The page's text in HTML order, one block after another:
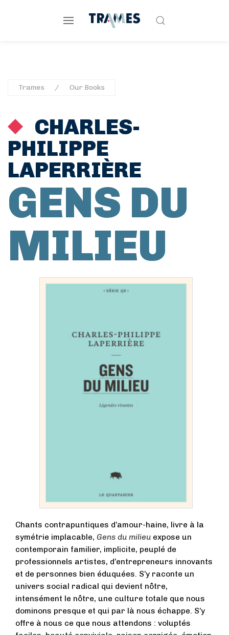
Trames Our Books
CHARLES-
PHILIPPE
LAPERRIÈRE
GENS DU
MILIEU
Chants contrapuntiques d’amour-haine, livre à la
symétrie implacable, Gens du milieu expose un
contemporain familier, implicite, peuplé de
professionnels artistes, d’entrepreneurs innovants
et de personnes bien éduquées. S’y raconte un
univers social radical qui devient nôtre,
intensément le nôtre, une culture totale que nous
dominons presque et qui par là nous échappe. S’y
offre à nous ce que nous attendons : voluptés